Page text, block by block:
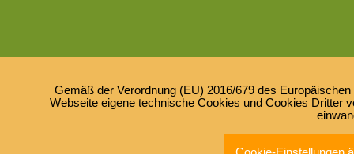
Gemäß der Verordnung (EU) 2016/679 des
Webseite eigene technische Cookies und Cookies Dritter